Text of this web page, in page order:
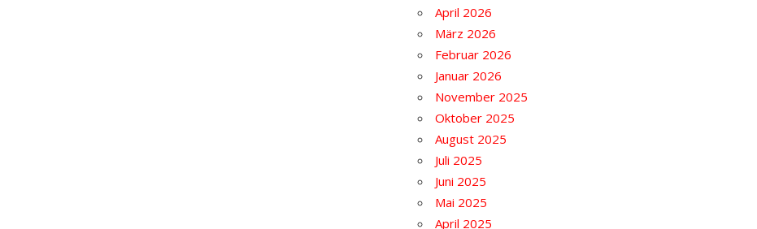
April 2026
März 2026
Februar 2026
Januar 2026
November 2025
Oktober 2025
August 2025
Juli 2025
Juni 2025
Mai 2025
April 2025